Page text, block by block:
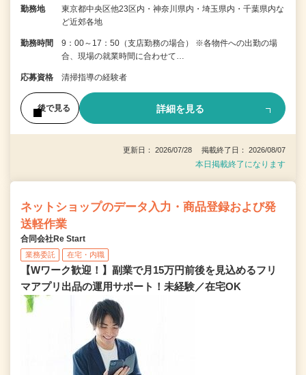
勤務地
東京都中央区他23区内・神奈川県内・埼玉県内・千葉県内な
ど近郊各地
勤務時間
9：00～17：50（支店勤務の場合） ※各物件への出勤の場
合、現場の就業時間に合わせて…
応募資格 清掃指導の経験者
後で見る 詳細を見る
更新日： 2026/07/28 掲載終了日： 2026/08/07
本日掲載終了になります
ネットショップのデータ入力・商品登録および発
送軽作業
合同会社Re Start
業務委託 在宅・内職
【Wワーク歓迎！】副業で月15万円前後を見込めるフリ
マアプリ出品の運用サポート！未経験／在宅OK